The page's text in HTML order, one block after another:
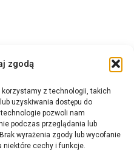
zgodą
korzystamy z technologii, takich
uzyskiwania dostępu do
pozwoli nam
podczas przeglądania lub
wyrażenia zgody lub wycofanie
niektóre cechy i funkcje.